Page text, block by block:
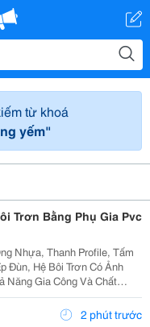
từ khoá
yếm"
Trơn Bằng Phụ Gia Pvc
Đùn, Hệ Bôi Trơn Có Ảnh
Năng Gia Công Và Chất
Chất Bôi Trơn Không
Dính Thiết Bị, Khó Nóng
2 phút trước